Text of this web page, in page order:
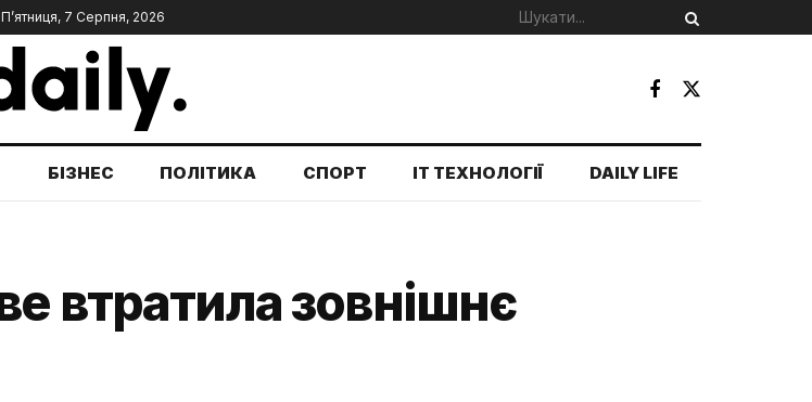
П’ятниця, 7 Серпня, 2026
БІЗНЕС ПОЛІТИКА СПОРТ IT ТЕХНОЛОГІЇ DAILY LIFE
втратила зовнішнє